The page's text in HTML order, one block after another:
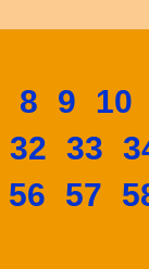
8 9 10
32 33
56 57